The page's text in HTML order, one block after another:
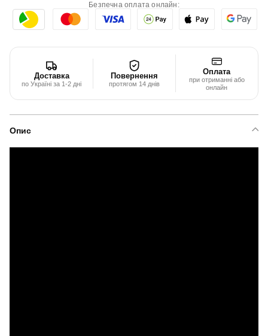
Безпечна оплата онлайн:
Доставка
по Україні за 1-2 дні
Повернення
протягом 14 днів
Оплата
при отриманні або
онлайн
Опис